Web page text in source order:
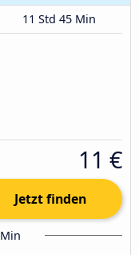
11 Std 45 Min
11 €
Jetzt finden